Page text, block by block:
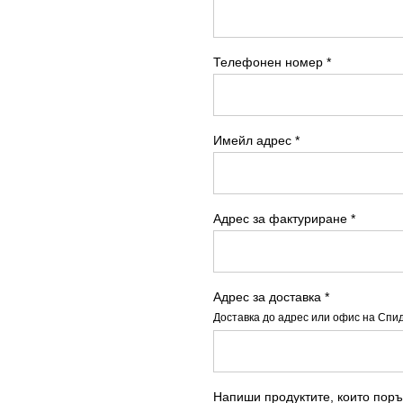
Телефонен номер *
Имейл адрес *
Адрес за фактуриране *
Адрес за доставка *
Доставка до адрес или офис на
Напиши продуктите, които